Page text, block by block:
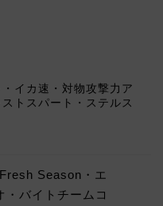
イカ速・対物攻撃力ア
トスパート・ステルス
Season・エ
・バイトチームコ